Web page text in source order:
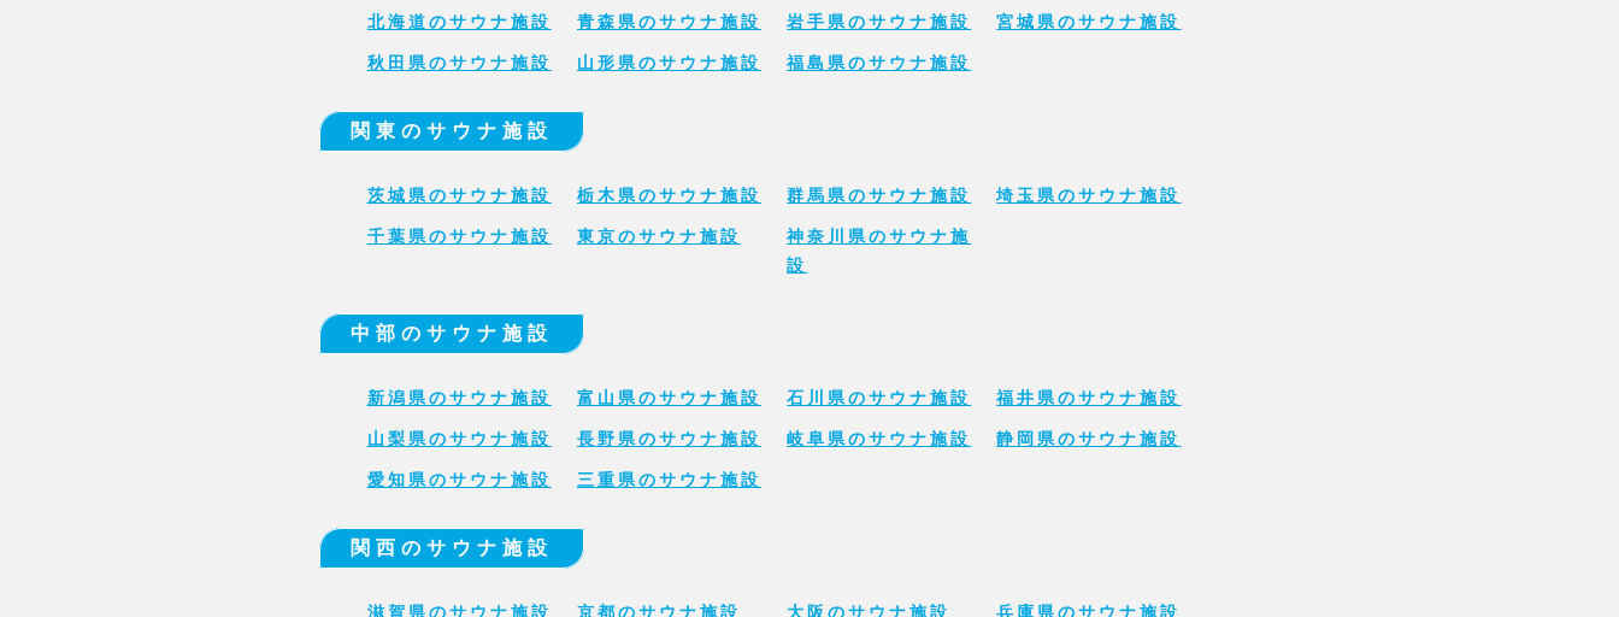
北海道のサウナ施設 青森県のサウナ施設 岩手県のサウナ施設 宮城県のサウナ施設
秋田県のサウナ施設 山形県のサウナ施設 福島県のサウナ施設
関東のサウナ施設
茨城県のサウナ施設 栃木県のサウナ施設 群馬県のサウナ施設 埼玉県のサウナ施設
千葉県のサウナ施設 東京のサウナ施設
神奈川県のサウナ施
設
中部のサウナ施設
新潟県のサウナ施設 富山県のサウナ施設 石川県のサウナ施設 福井県のサウナ施設
山梨県のサウナ施設 長野県のサウナ施設 岐阜県のサウナ施設 静岡県のサウナ施設
愛知県のサウナ施設 三重県のサウナ施設
関西のサウナ施設
滋賀県のサウナ施設 京都のサウナ施設 大阪のサウナ施設 兵庫県のサウナ施設